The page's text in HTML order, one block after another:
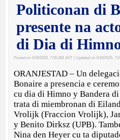
Politiconan di
presente na
di Dia di
Posted on 3/19/2025, 7:00 AM AST | Updated on 3/19/2025,
ORANJESTAD – Un
Bonaire a presencia e
cu dia di Himno y Bandera
trata di miembronan di
Vrolijk (Fraccion Vrolijk),
y Benito Dirksz (UPB).
Nina den Heyer cu ta